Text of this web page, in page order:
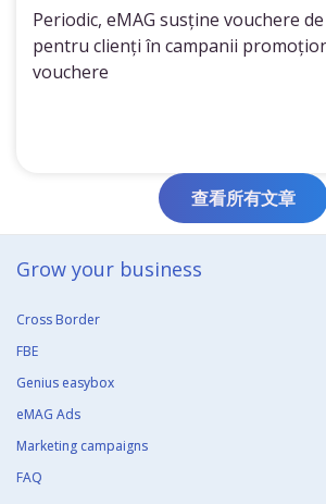
Periodic, eMAG susține vouchere
pentru clienți în campanii
vouchere
查看所有文章
Grow your business​
Cross Border
FBE
Genius easybox
eMAG Ads
Marketing campaigns
FAQ